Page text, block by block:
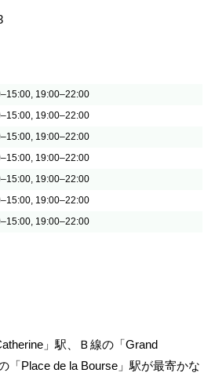
19:00–22:00
19:00–22:00
19:00–22:00
19:00–22:00
19:00–22:00
19:00–22:00
19:00–22:00
」駅、Ｂ線の「Grand
「Place de la Bourse」駅が最寄かな